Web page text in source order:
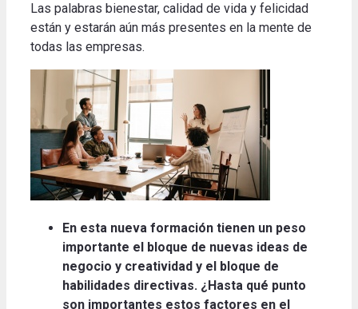
Las palabras bienestar, calidad de vida y felicidad
están y estarán aún más presentes en la mente de
todas las empresas.
En esta nueva formación tienen un peso
importante el bloque de nuevas ideas de
negocio y creatividad y el bloque de
habilidades directivas. ¿Hasta qué punto
son importantes estos factores en el